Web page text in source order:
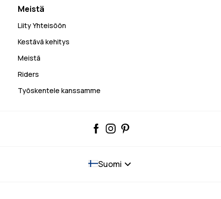
Meistä
Liity Yhteisöön
Kestävä kehitys
Meistä
Riders
Työskentele kanssamme
Suomi